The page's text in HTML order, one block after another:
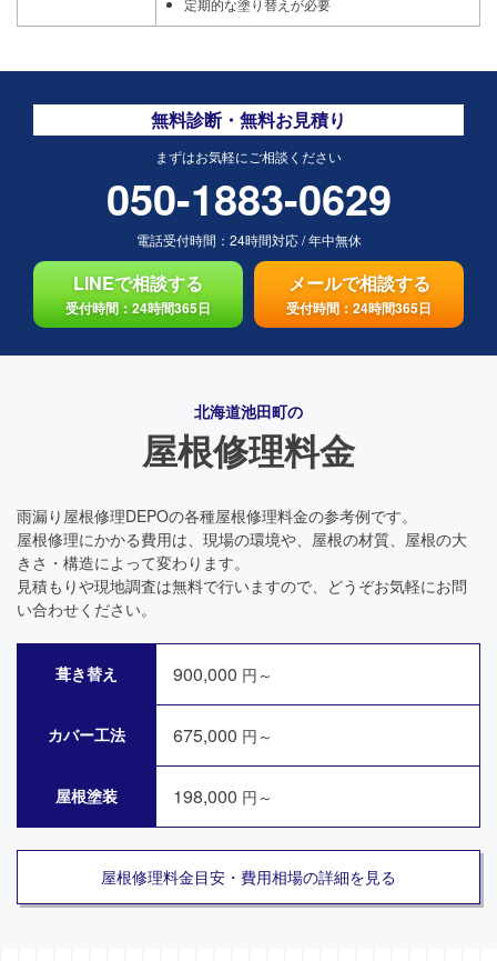
無料診断・無料お見積り
まずはお気軽にご相談ください
050-1883-0629
電話受付時間： 24時間対応/年中無休
LINEで相談する
受付時間：24時間365日
メールで相談する
受付時間：24時間365日
北海道池田町の
屋根修理料金
雨漏り屋根修理DEPOの各種屋根修理料金の参考例です。
屋根修理にかかる費用は、現場の環境や、屋根の材質、屋根の大
きさ・構造によって変わります。
見積もりや現地調査は無料で行いますので、どうぞお気軽にお問
い合わせください。
葺き替え 900,000 円～
カバー工法 675,000 円～
屋根塗装 198,000 円～
屋根修理料金目安・費用相場の詳細を見る